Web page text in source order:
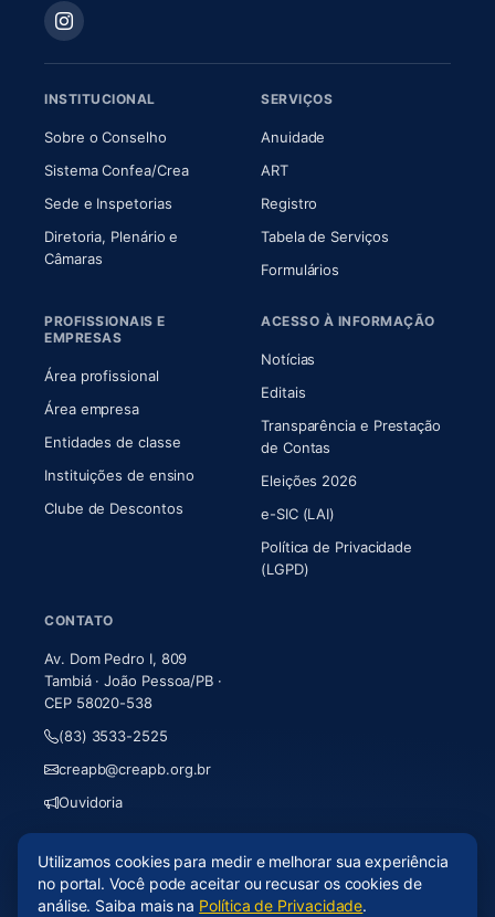
INSTITUCIONAL
Sobre o Conselho(abre em nova aba)
Sistema Confea/Crea(abre em nova aba)
Sede e Inspetorias
Diretoria, Plenário e
Câmaras(abre em nova aba)
SERVIÇOS
Anuidade
ART(abre em nova aba)
Registro
Tabela de Serviços
Formulários
PROFISSIONAIS E
EMPRESAS
Área profissional
Área empresa
Entidades de classe
Instituições de ensino
Clube de Descontos
ACESSO À INFORMAÇÃO
Notícias
Editais
Transparência e Prestação
de Contas
Eleições 2026
e-SIC (LAI)
Política de Privacidade
(LGPD)
CONTATO
Av. Dom Pedro I, 809
Tambiá · João Pessoa/PB ·
CEP 58020-538
(83) 3533-2525
creapb@creapb.org.br
Ouvidoria
© 2026 CREA-PB · Todos os direitos reservados
Acessibilidade
Mapa do site· LGPD
Utilizamos cookies para medir e melhorar sua experiência
no portal. Você pode aceitar ou recusar os cookies de
análise. Saiba mais na Política de Privacidade.